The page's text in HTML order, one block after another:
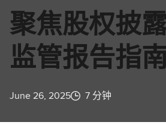
聚焦股权披
监管报告指
June 26, 2025 7 分钟